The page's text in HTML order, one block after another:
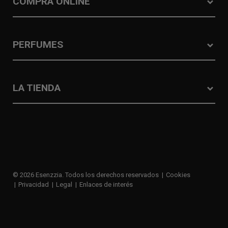
PERFUMES
LA TIENDA
© 2026 Esenzzia. Todos los derechos reservados
Cookies
Privacidad
Legal Enlaces de interés